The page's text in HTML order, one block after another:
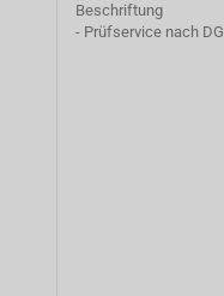
Beschriftung
- Prüfservice nach